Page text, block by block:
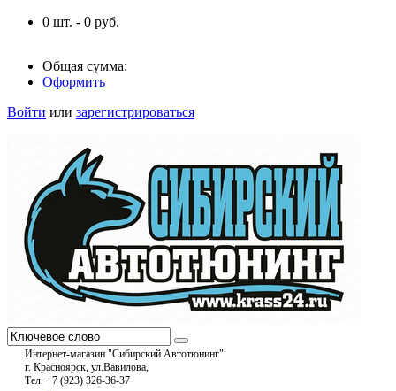
0 шт. - 0 руб.
Общая сумма:
Оформить
Войти или зарегистрироваться
Интернет-магазин "Сибирский Автотюнинг"
г. Красноярск, ул.Вавилова,
Тел. +7 (923) 326-36-37